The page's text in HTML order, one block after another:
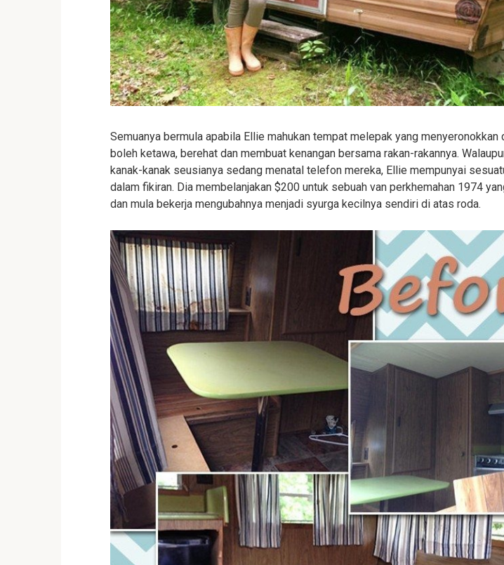
Semuanya bermula apabila Ellie mahukan tempat melepak yang menyeronokkan
boleh ketawa, berehat dan membuat kenangan bersama rakan-rakannya.
kanak-kanak seusianya sedang menatal telefon mereka, Ellie mempunyai
dalam fikiran. Dia membelanjakan $200 untuk sebuah van perkhemahan 1974
dan mula bekerja mengubahnya menjadi syurga kecilnya sendiri di atas roda.